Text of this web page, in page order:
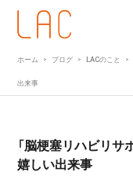
ホーム ブログ LACのこと
出来事
「脳梗塞リハビリ
嬉しい出来事